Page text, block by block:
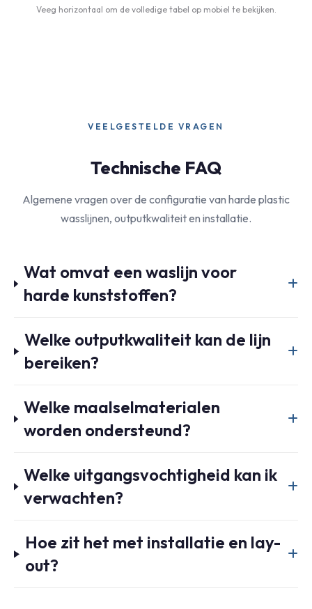
Veeg horizontaal om de volledige tabel op mobiel te bekijken.
VEELGESTELDE VRAGEN
Technische FAQ
Algemene vragen over de configuratie van harde plastic
wasslijnen, outputkwaliteit en installatie.
Wat omvat een waslijn voor
harde kunststoffen?
Welke outputkwaliteit kan de lijn
bereiken?
Welke maalselmaterialen
worden ondersteund?
Welke uitgangsvochtigheid kan ik
verwachten?
Hoe zit het met installatie en lay-
out?